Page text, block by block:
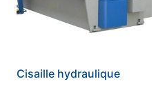
Cisaille hydraulique